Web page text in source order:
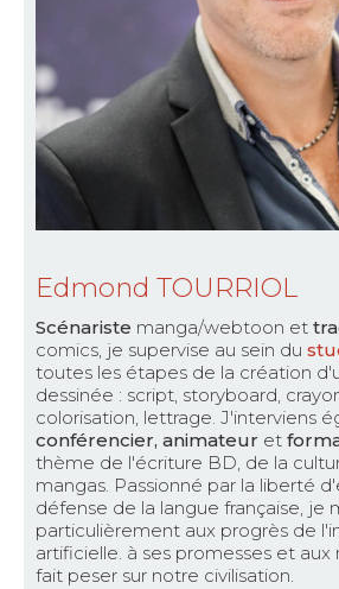
Edmond TOURRIOL
Scénariste manga/webtoon et
comics, je supervise au sein du
toutes les étapes de la création
dessinée : script, storyboard,
colorisation, lettrage. J'interviens
conférencier, animateur et
thème de l'écriture BD, de la
mangas. Passionné par la liberté
défense de la langue française, je
particulièrement aux progrès de
artificielle. à ses promesses et
fait peser sur notre civilisation.